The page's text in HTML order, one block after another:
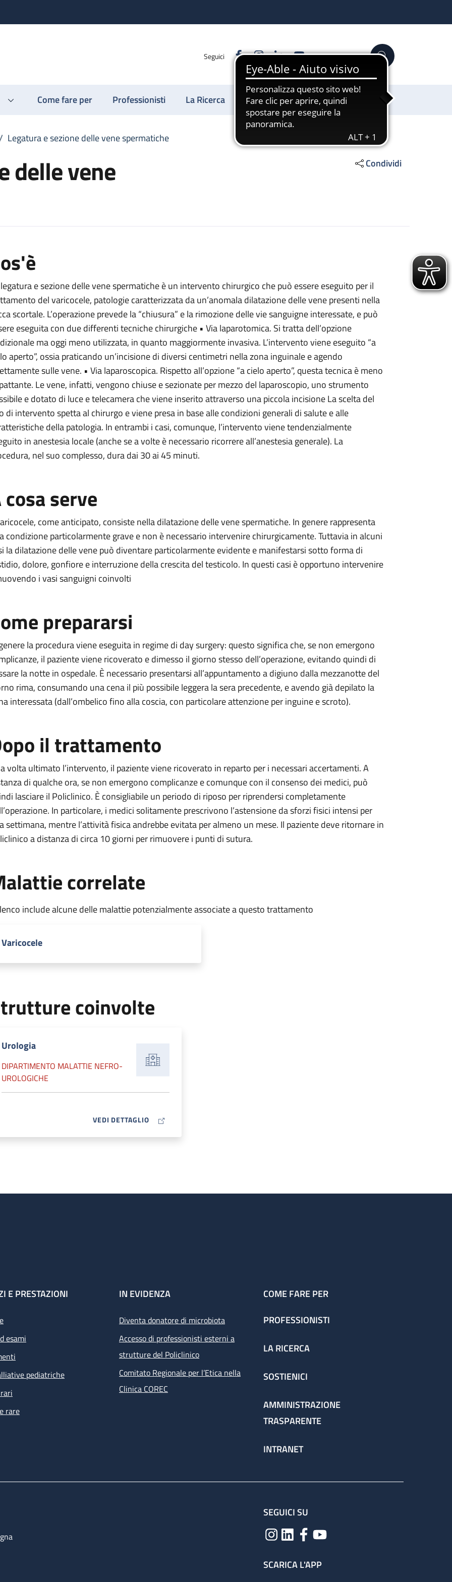
Seguici FacebookInstagram
LinkedinYouTube Cerca
Come fare per Professionisti La Ricerca Sostienici
Legatura e sezione delle vene spermatiche
delle vene Condividi
spermatiche
vene spermatiche
delle vene spermatiche
vene spermatiche
vene spermatiche
e sezione delle vene spermatiche è un intervento chirurgico che può essere eseguito per il
del varicocele, patologie caratterizzata da un’anomala dilatazione delle vene presenti nella
scortale. L’operazione prevede la “chiusura” e la rimozione delle vie sanguigne interessate, e può
eseguita con due differenti tecniche chirurgiche • Via laparotomica. Si tratta dell’opzione
ma oggi meno utilizzata, in quanto maggiormente invasiva. L’intervento viene eseguito “a
aperto”, ossia praticando un’incisione di diversi centimetri nella zona inguinale e agendo
sulle vene. • Via laparoscopica. Rispetto all’opzione “a cielo aperto”, questa tecnica è meno
Le vene, infatti, vengono chiuse e sezionate per mezzo del laparoscopio, uno strumento
e dotato di luce e telecamera che viene inserito attraverso una piccola incisione La scelta del
di intervento spetta al chirurgo e viene presa in base alle condizioni generali di salute e alle
della patologia. In entrambi i casi, comunque, l’intervento viene tendenzialmente
in anestesia locale (anche se a volte è necessario ricorrere all’anestesia generale). La
nel suo complesso, dura dai 30 ai 45 minuti.
cosa serve
come anticipato, consiste nella dilatazione delle vene spermatiche. In genere rappresenta
condizione particolarmente grave e non è necessario intervenire chirurgicamente. Tuttavia in alcuni
la dilatazione delle vene può diventare particolarmente evidente e manifestarsi sotto forma di
dolore, gonfiore e interruzione della crescita del testicolo. In questi casi è opportuno intervenire
i vasi sanguigni coinvolti
prepararsi
la procedura viene eseguita in regime di day surgery: questo significa che, se non emergono
il paziente viene ricoverato e dimesso il giorno stesso dell’operazione, evitando quindi di
la notte in ospedale. È necessario presentarsi all’appuntamento a digiuno dalla mezzanotte del
rima, consumando una cena il più possibile leggera la sera precedente, e avendo già depilato la
interessata (dall’ombelico fino alla coscia, con particolare attenzione per inguine e scroto).
il trattamento
volta ultimato l’intervento, il paziente viene ricoverato in reparto per i necessari accertamenti. A
di qualche ora, se non emergono complicanze e comunque con il consenso dei medici, può
lasciare il Policlinico. È consigliabile un periodo di riposo per riprendersi completamente
In particolare, i medici solitamente prescrivono l’astensione da sforzi fisici intensi per
settimana, mentre l’attività fisica andrebbe evitata per almeno un mese. Il paziente deve ritornare in
a distanza di circa 10 giorni per rimuovere i punti di sutura.
correlate
include alcune delle malattie potenzialmente associate a questo trattamento
Varicocele
coinvolte
Urologia
DIPARTIMENTO MALATTIE NEFRO-
UROLOGICHE
VEDI DETTAGLIOMAP ICON
E PRESTAZIONI
esami
pediatriche
rare
IN EVIDENZA
Diventa donatore di microbiota
Accesso di professionisti esterni a
strutture del Policlinico
Comitato Regionale per l’Etica nella
Clinica COREC
COME FARE PER
PROFESSIONISTI
LA RICERCA
SOSTIENICI
AMMINISTRAZIONE
TRASPARENTE
INTRANET
SEGUICI SU
SCARICA L'APP